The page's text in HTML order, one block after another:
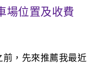
場位置及收費
，先來推薦我最近